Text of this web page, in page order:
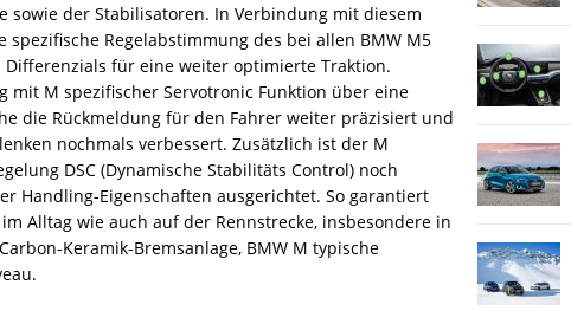
sowie der Stabilisatoren. In Verbindung mit diesem
Regelabstimmung des bei allen BMW M5
für eine weiter optimierte Traktion.
mit M spezifischer Servotronic Funktion über eine
die Rückmeldung für den Fahrer weiter präzisiert und
nochmals verbessert. Zusätzlich ist der M
DSC (Dynamische Stabilitäts Control) noch
Handling-Eigenschaften ausgerichtet. So garantiert
Alltag wie auch auf der Rennstrecke, insbesondere in
Keramik-Bremsanlage, BMW M typische